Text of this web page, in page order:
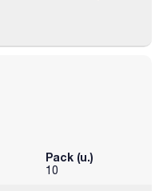
Pack (u.)
10